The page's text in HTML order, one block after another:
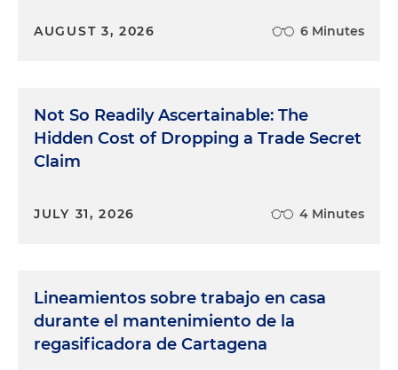
AUGUST 3, 2026 6 Minutes
Not So Readily Ascertainable: The
Hidden Cost of Dropping a Trade Secret
Claim
JULY 31, 2026 4 Minutes
Lineamientos sobre trabajo en casa
durante el mantenimiento de la
regasificadora de Cartagena